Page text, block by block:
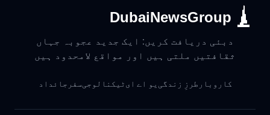
DubaiNewsGroup
دبئی دریافت کریں: ایک جدید عجوبہ جہاں
ثقافتیں ملتی ہیں اور مواقع لامحدود ہیں
کاروبار طرزِ زندگی یو اے ایٹیکنالوجیسفر جائداد